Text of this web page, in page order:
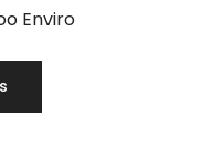
Enviro